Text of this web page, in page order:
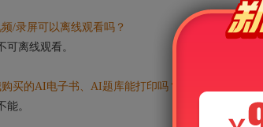
录屏可以离线观看吗？
离线观看。
的AI电子书、AI题库能打印吗？
。